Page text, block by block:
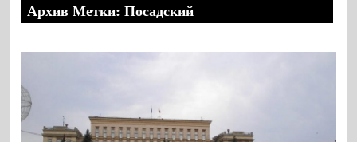
Архив Метки: Посадский